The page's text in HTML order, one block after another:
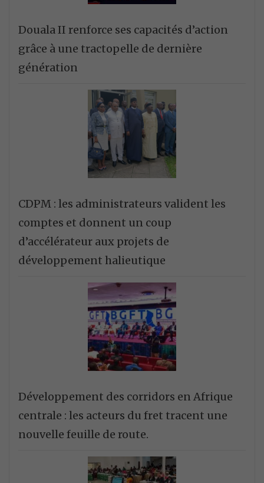
Douala II renforce ses capacités d’action
grâce à une tractopelle de dernière
génération
CDPM : les administrateurs valident les
comptes et donnent un coup
d’accélérateur aux projets de
développement halieutique
Développement des corridors en Afrique
centrale : les acteurs du fret tracent une
nouvelle feuille de route.